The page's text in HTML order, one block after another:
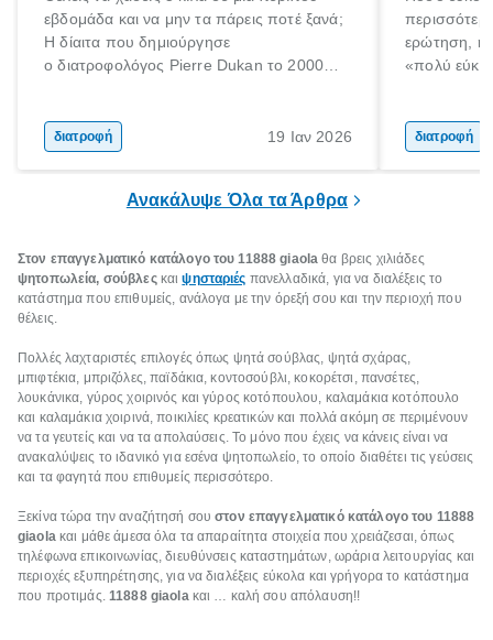
εβδομάδα και να μην τα πάρεις ποτέ ξανά;
Η δίαιτα που δημιούργησε
ο διατροφολόγος Pierre Dukan το 2000
δημητριακά ολικής άλεσης, άφθονο νερό,
και ένας ημερήσιος περίπατος 20 λεπτών
διατροφή 19 Ιαν 2026
ερώτηση, η
«πολύ
ακόμα
γιατί θα
διατροφή
Ανακάλυψε Όλα τα Άρθρα
Στον επαγγελματικό κατάλογο του 11888 giaola θα βρεις χιλιάδες
ψητοπωλεία, σούβλεςκαιψησταριές πανελλαδικά, για να διαλέξεις το
κατάστημα που επιθυμείς, ανάλογα με την όρεξή σου και την περιοχή που
θέλεις.
Πολλές λαχταριστές επιλογές όπως ψητά σούβλας, ψητά σχάρας,
μπιφτέκια, μπριζόλες, παϊδάκια, κοντοσούβλι, κοκορέτσι, πανσέτες,
λουκάνικα, γύρος χοιρινός και γύρος κοτόπουλου, καλαμάκια κοτόπουλο
και καλαμάκια χοιρινά, ποικιλίες κρεατικών και πολλά ακόμη σε περιμένουν
να τα γευτείς και να τα απολαύσεις. Το μόνο που έχεις να κάνεις είναι να
ανακαλύψεις το ιδανικό για εσένα ψητοπωλείο, το οποίο διαθέτει τις γεύσεις
και τα φαγητά που επιθυμείς περισσότερο.
Ξεκίνα τώρα την αναζήτησή σουστον επαγγελματικό κατάλογο του 11888
giaolaκαι μάθε άμεσα όλα τα απαραίτητα στοιχεία που χρειάζεσαι, όπως
τηλέφωνα επικοινωνίας, διευθύνσεις καταστημάτων, ωράρια λειτουργίας και
περιοχές εξυπηρέτησης, για να διαλέξεις εύκολα και γρήγορα το κατάστημα
που προτιμάς. 11888 giaolaκαι … καλή σου απόλαυση!!